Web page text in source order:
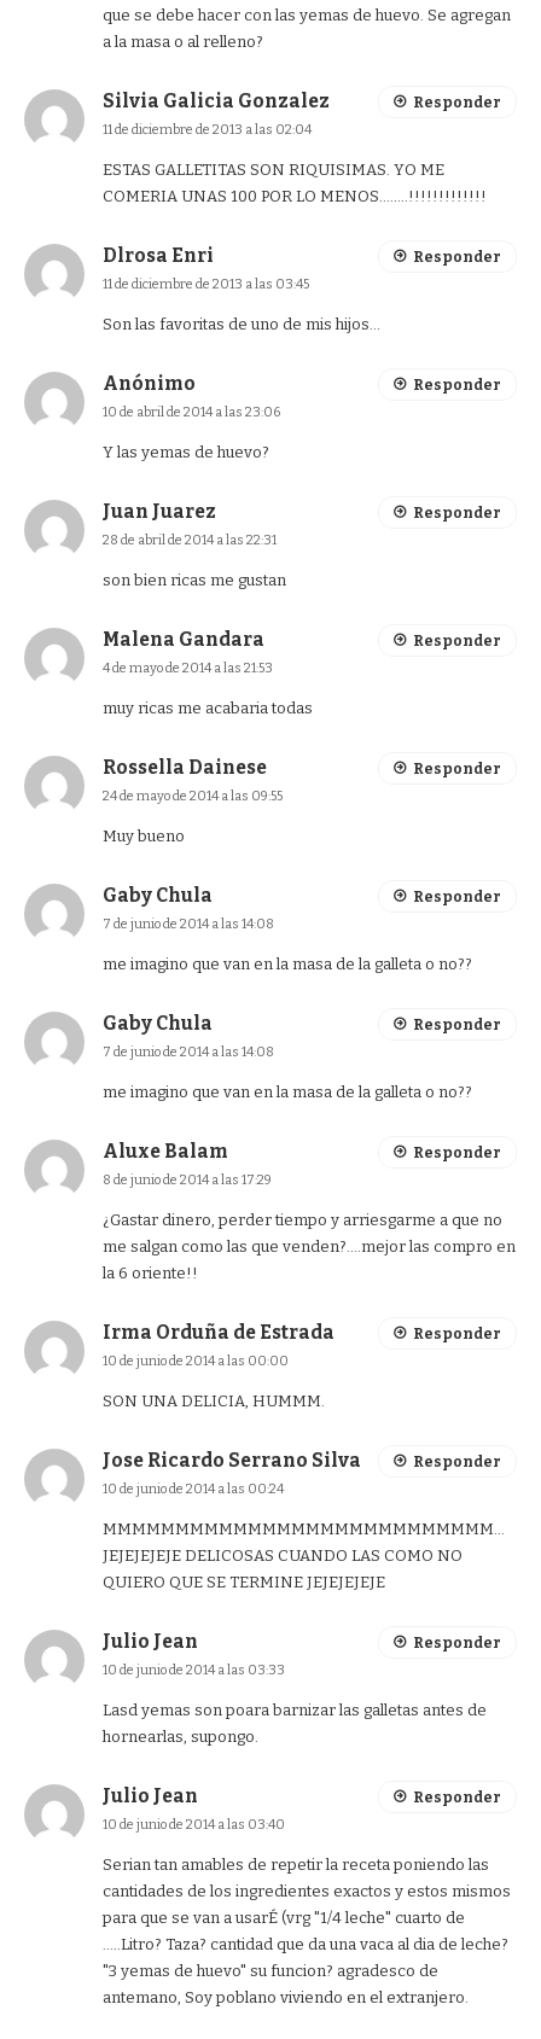
que se debe hacer con las yemas de huevo. Se agregan
a la masa o al relleno?
Silvia Galicia Gonzalez
11 de diciembre de 2013 a las 02:04
ESTAS GALLETITAS SON RIQUISIMAS. YO ME
COMERIA UNAS 100 POR LO MENOS……..!!!!!!!!!!!!!
Responder
Dlrosa Enri
11 de diciembre de 2013 a las 03:45
Son las favoritas de uno de mis hijos…
Responder
Anónimo
10 de abril de 2014 a las 23:06
Y las yemas de huevo?
Responder
Juan Juarez
28 de abril de 2014 a las 22:31
son bien ricas me gustan
Responder
Malena Gandara
4 de mayo de 2014 a las 21:53
muy ricas me acabaria todas
Responder
Rossella Dainese
24 de mayo de 2014 a las 09:55
Muy bueno
Responder
Gaby Chula
7 de junio de 2014 a las 14:08
me imagino que van en la masa de la galleta o no??
Responder
Gaby Chula
7 de junio de 2014 a las 14:08
me imagino que van en la masa de la galleta o no??
Responder
Aluxe Balam
8 de junio de 2014 a las 17:29
¿Gastar dinero, perder tiempo y arriesgarme a que no
me salgan como las que venden?….mejor las compro en
la 6 oriente!!
Responder
Irma Orduña de Estrada
10 de junio de 2014 a las 00:00
SON UNA DELICIA, HUMMM.
Responder
Jose Ricardo Serrano Silva
10 de junio de 2014 a las 00:24
MMMMMMMMMMMMMMMMMMMMMMMMMMM…
JEJEJEJEJE DELICOSAS CUANDO LAS COMO NO
QUIERO QUE SE TERMINE JEJEJEJEJE
Responder
Julio Jean
10 de junio de 2014 a las 03:33
Lasd yemas son poara barnizar las galletas antes de
hornearlas, supongo.
Responder
Julio Jean
10 de junio de 2014 a las 03:40
Serian tan amables de repetir la receta poniendo las
cantidades de los ingredientes exactos y estos mismos
para que se van a usarÉ (vrg "1/4 leche" cuarto de
…..Litro? Taza? cantidad que da una vaca al dia de leche?
"3 yemas de huevo" su funcion? agradesco de
antemano, Soy poblano viviendo en el extranjero.
Responder